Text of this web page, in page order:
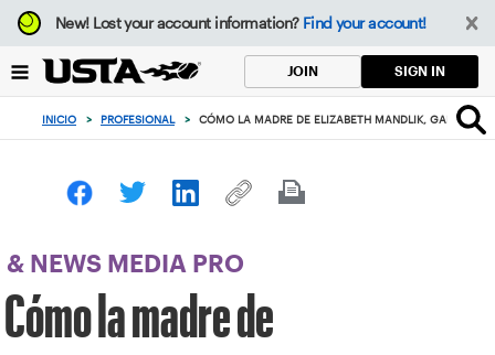
Enfoque
desde
botón
volver
principio
New!Lost your account information? Find your account!
JOIN SIGN IN
INICIO > PROFESIONAL > CÓMO LA MADRE DE ELIZABETH MANDLIK,
& NEWS MEDIA PRO
Cómo la madre de